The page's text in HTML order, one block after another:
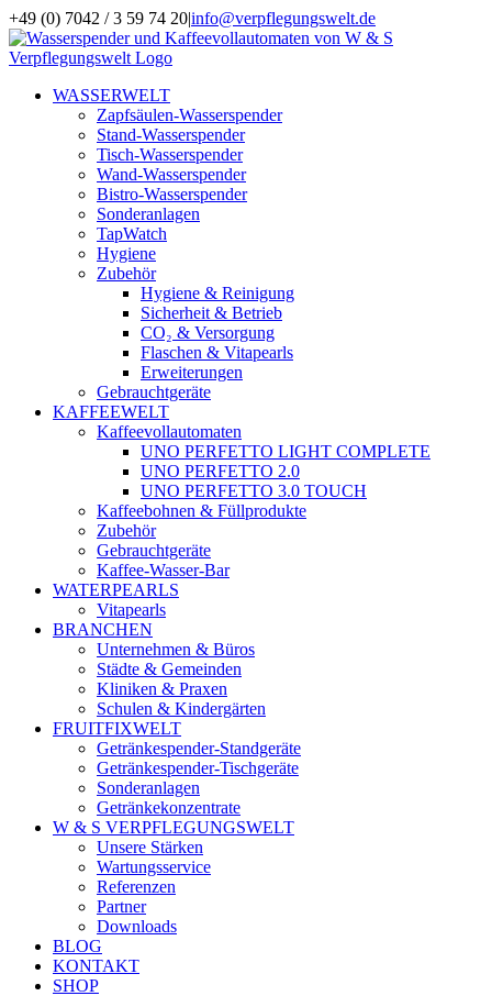
Zum
Inhalt
springen
+49 (0) 7042 / 3 59 74 20|info@verpflegungswelt.de
Facebook
LinkedIn
Xing
Instagram
WASSERWELT
Zapfsäulen-Wasserspender
Stand-Wasserspender
Tisch-Wasserspender
Wand-Wasserspender
Bistro-Wasserspender
Sonderanlagen
TapWatch
Hygiene
Zubehör
Hygiene & Reinigung
Sicherheit & Betrieb
CO₂ & Versorgung
Flaschen & Vitapearls
Erweiterungen
Gebrauchtgeräte
KAFFEEWELT
Kaffeevollautomaten
UNO PERFETTO LIGHT COMPLETE
UNO PERFETTO 2.0
UNO PERFETTO 3.0 TOUCH
Kaffeebohnen & Füllprodukte
Zubehör
Gebrauchtgeräte
Kaffee-Wasser-Bar
WATERPEARLS
Vitapearls
BRANCHEN
Unternehmen & Büros
Städte & Gemeinden
Kliniken & Praxen
Schulen & Kindergärten
FRUITFIXWELT
Getränkespender-Standgeräte
Getränkespender-Tischgeräte
Sonderanlagen
Getränkekonzentrate
W & S VERPFLEGUNGSWELT
Unsere Stärken
Wartungsservice
Referenzen
Partner
Downloads
BLOG
KONTAKT
SHOP